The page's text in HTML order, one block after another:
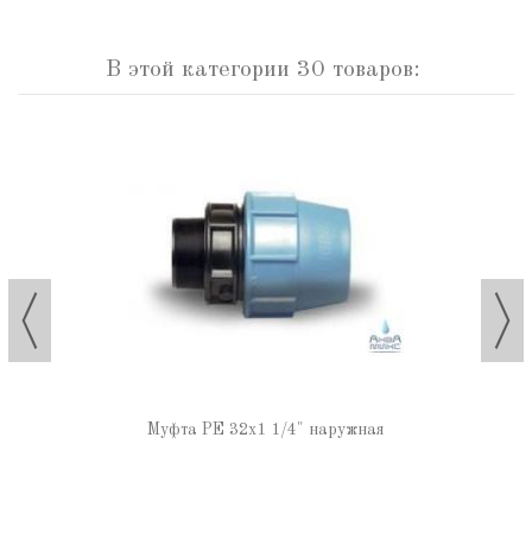
В этой категории 30 товаров:
Муфта РЕ 32х1 1/4" наружная